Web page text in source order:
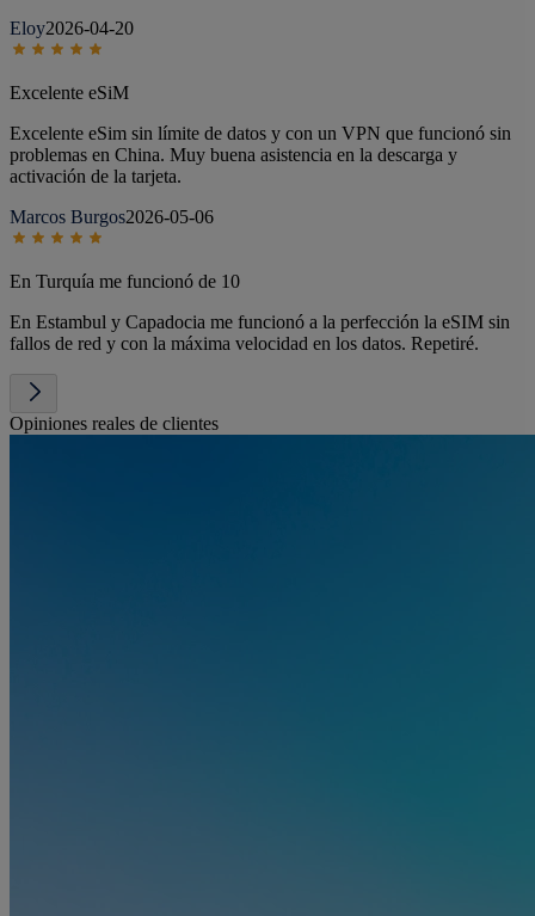
Eloy2026-04-20
Excelente eSiM
Excelente eSim sin límite de datos y con un VPN que funcionó sin
problemas en China. Muy buena asistencia en la descarga y
activación de la tarjeta.
Marcos Burgos2026-05-06
En Turquía me funcionó de 10
En Estambul y Capadocia me funcionó a la perfección la eSIM sin
fallos de red y con la máxima velocidad en los datos. Repetiré.
Opiniones reales de clientes